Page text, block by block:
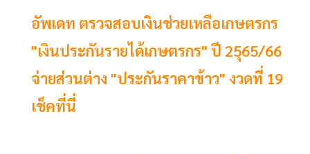
อัพเดท ตรวจสอบเงินช่วยเหลือเกษตรกร
"เงินประกันรายได้เกษตรกร" ปี 25ุ65/66
จ่ายส่วนต่าง "ประกันราคาข้าว" งวดที่ 19
เช็คที่นี่